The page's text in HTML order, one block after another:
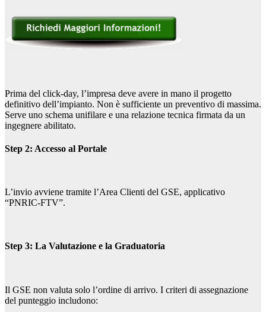
Prima del click-day, l’impresa deve avere in mano il progetto
definitivo dell’impianto. Non è sufficiente un preventivo di massima.
Serve uno schema unifilare e una relazione tecnica firmata da un
ingegnere abilitato.
Step 2: Accesso al Portale
L’invio avviene tramite l’Area Clienti del GSE, applicativo
“PNRIC-FTV”.
Step 3: La Valutazione e la Graduatoria
Il GSE non valuta solo l’ordine di arrivo. I criteri di assegnazione
del punteggio includono: